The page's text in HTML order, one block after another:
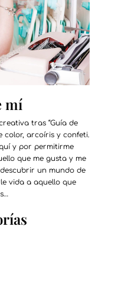
mí
tras “Guía de
color, arcoíris y confeti.
y por permitirme
que me gusta y me
un mundo de
vida a aquello que